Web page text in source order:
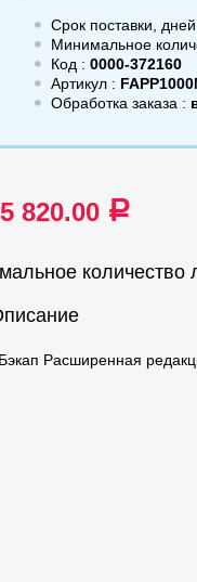
Срок поставки,
Минимальное
Код : 0000-372160
Артикул :
Обработка заказа :
820.00 a
количество
Расширенная